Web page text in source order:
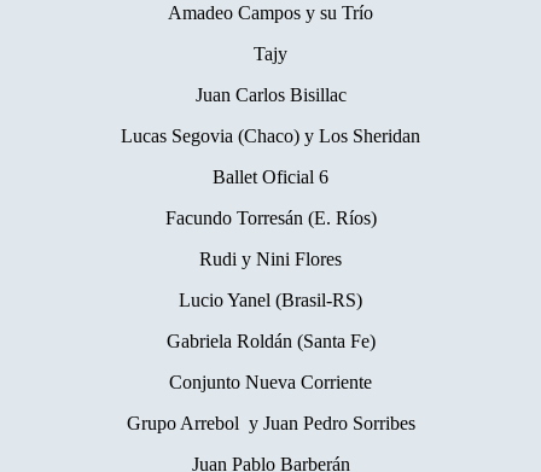
Amadeo Campos y su Trío
Tajy
Juan Carlos Bisillac
Lucas Segovia (Chaco) y Los Sheridan
Ballet Oficial 6
Facundo Torresán (E. Ríos)
Rudi y Nini Flores
Lucio Yanel (Brasil-RS)
Gabriela Roldán (Santa Fe)
Conjunto Nueva Corriente
Grupo Arrebol y Juan Pedro Sorribes
Juan Pablo Barberán